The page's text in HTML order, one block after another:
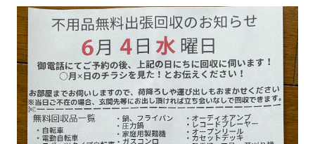
受ける郵便局とヤマトなど宅配会社にとっては上得意のお客さ
まであるのかもしれない???...(受取拒絶で返品になる確率はかな
り高いのでその返送時の運賃も売上となります。) 以下は、AI
の分析です。長文です。 詐欺にかかる心理についてもAIに分
析・解説をしてもらいました。 CBB 株式会社、および
「charmmsho」という販売店に関する詐欺やトラブル報告の
有無を確認します。また、送り主情報の詳細な住所や連絡先が